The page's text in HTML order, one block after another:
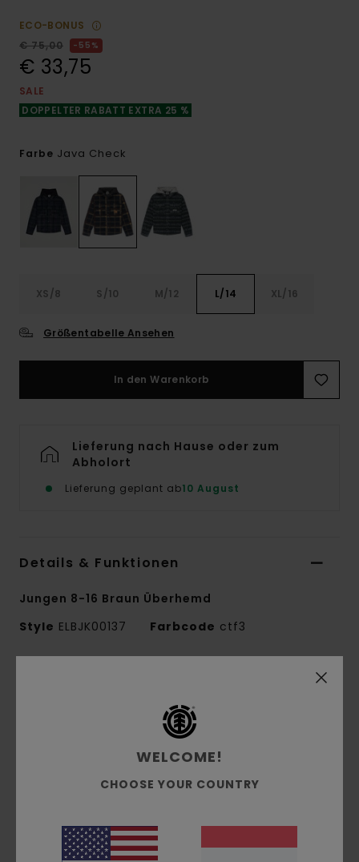
ECO-BONUS
€ 75,00
55%
€ 33,75
SALE
DOPPELTER RABATT EXTRA 25 %
Farbe Java Check
XS/8 S/10 M/12 L/14 XL/16
Größentabelle Ansehen
In den Warenkorb
Lieferung nach Hause oder zum
Abholort
Lieferung geplant ab10 August
Details & Funktionen
Jungen 8-16 Braun Überhemd
Style ELBJK00137 Farbcode ctf3
recyceltes Polyester [280 g/m2]
Gewebtes Etikett auf der Brust
WELCOME!
CHOOSE YOUR COUNTRY